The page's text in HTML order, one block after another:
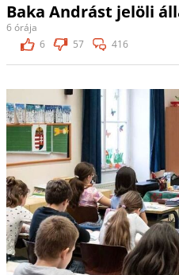
Baka Andrást jelöli
6 órája
6
57 416